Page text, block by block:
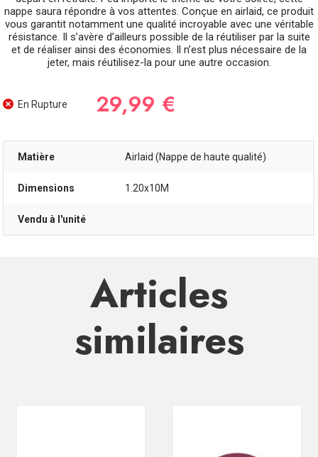
nappe saura répondre à vos attentes. Conçue en airlaid, ce produit
vous garantit notamment une qualité incroyable avec une véritable
résistance. Il s’avère d’ailleurs possible de la réutiliser par la suite
et de réaliser ainsi des économies. Il n’est plus nécessaire de la
jeter, mais réutilisez-la pour une autre occasion.
En Rupture 29,99 €
Matière Airlaid (Nappe de haute qualité)
Dimensions 1.20x10M
Vendu à l'unité
Articles
similaires